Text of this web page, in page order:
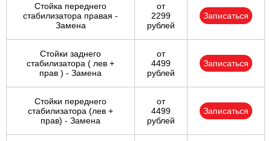
Стойка переднего
стабилизатора правая -
Замена
от
2299
рублей
Записаться
Стойки заднего
стабилизатора ( лев +
прав ) - Замена
от
4499
рублей
Записаться
Стойки переднего
стабилизатора (лев +
прав) - Замена
от
4499
рублей
Записаться